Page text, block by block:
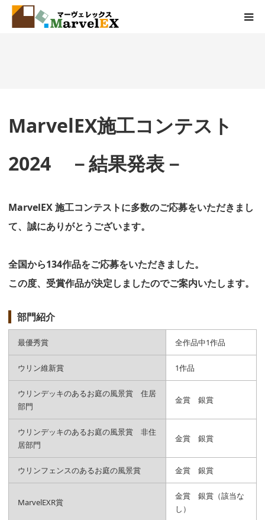
MarvelEX施工コンテスト
2024 －結果発表－
MarvelEX 施工コンテストに多数のご応募をいただきまし
て、誠にありがとうございます。
全国から134作品をご応募をいただきました。
この度、受賞作品が決定しましたのでご案内いたします。
部門紹介
最優秀賞 全作品中1作品
ウリン維新賞 1作品
ウリンデッキのあるお庭の風景賞 住居
部門
金賞 銀賞
ウリンデッキのあるお庭の風景賞 非住
居部門
金賞 銀賞
ウリンフェンスのあるお庭の風景賞 金賞 銀賞
MarvelEXR賞
金賞 銀賞（該当な
し）
弊社の取組